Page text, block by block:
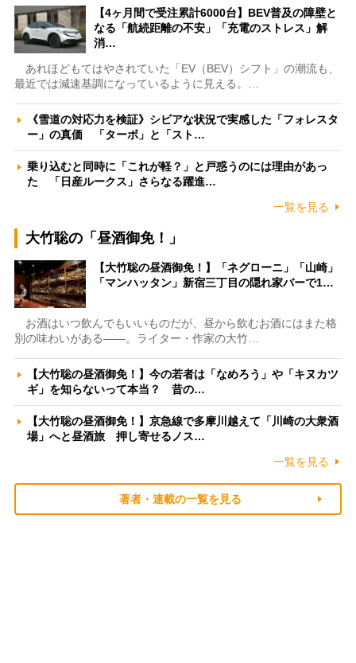
【4ヶ月間で受注累計6000台】BEV普及の障壁と
なる「航続距離の不安」「充電のストレス」解
消…
あれほどもてはやされていた「EV（BEV）シフト」の潮流も、
最近では減速基調になっているように見える。…
《雪道の対応力を検証》シビアな状況で実感した「フォレスタ
ー」の真価 「ターボ」と「スト…
乗り込むと同時に「これが軽？」と戸惑うのには理由があっ
た 「日産ルークス」さらなる躍進…
一覧を見る
大竹聡の「昼酒御免！」
【大竹聡の昼酒御免！】「ネグローニ」「山崎」
「マンハッタン」新宿三丁目の隠れ家バーで1…
お酒はいつ飲んでもいいものだが、昼から飲むお酒にはまた格
別の味わいがある――。ライター・作家の大竹…
【大竹聡の昼酒御免！】今の若者は「なめろう」や「キヌカツ
ギ」を知らないって本当？ 昔の…
【大竹聡の昼酒御免！】京急線で多摩川越えて「川崎の大衆酒
場」へと昼酒旅 押し寄せるノス…
一覧を見る
著者・連載の一覧を見る